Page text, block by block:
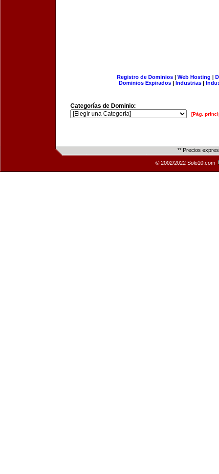
Registro de Dominios| Web Hosting |
Dominios Expirados | Industrias |
Categorías de Dominio:
[Pág.
** Precios
© 2002/2022 Solo10.com